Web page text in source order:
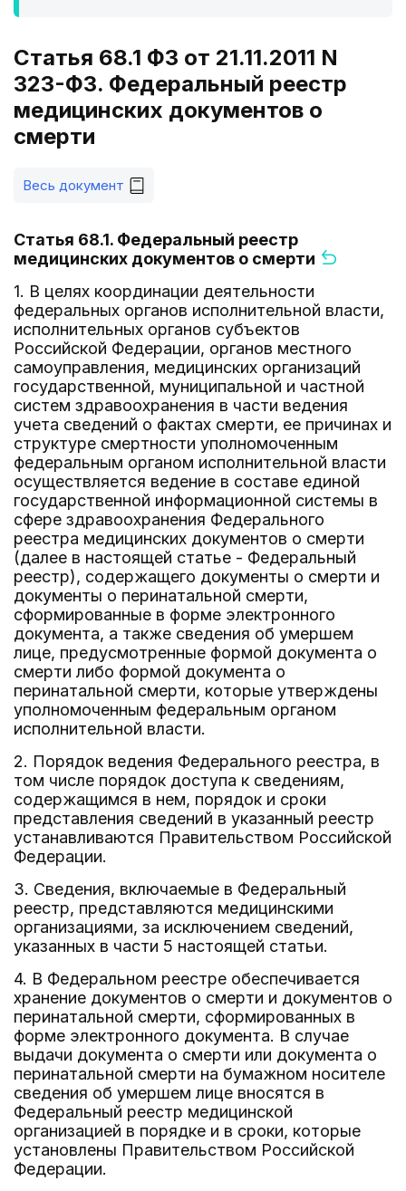
Статья 68.1 ФЗ от 21.11.2011 N
323-ФЗ. Федеральный реестр
медицинских документов о
смерти
Весь документ
Статья 68.1. Федеральный реестр
медицинских документов о смерти
1. В целях координации деятельности
федеральных органов исполнительной власти,
исполнительных органов субъектов
Российской Федерации, органов местного
самоуправления, медицинских организаций
государственной, муниципальной и частной
систем здравоохранения в части ведения
учета сведений о фактах смерти, ее причинах и
структуре смертности уполномоченным
федеральным органом исполнительной власти
осуществляется ведение в составе единой
государственной информационной системы в
сфере здравоохранения Федерального
реестра медицинских документов о смерти
(далее в настоящей статье - Федеральный
реестр), содержащего документы о смерти и
документы о перинатальной смерти,
сформированные в форме электронного
документа, а также сведения об умершем
лице, предусмотренные формой документа о
смерти либо формой документа о
перинатальной смерти, которые утверждены
уполномоченным федеральным органом
исполнительной власти.
2. Порядок ведения Федерального реестра, в
том числе порядок доступа к сведениям,
содержащимся в нем, порядок и сроки
представления сведений в указанный реестр
устанавливаются Правительством Российской
Федерации.
3. Сведения, включаемые в Федеральный
реестр, представляются медицинскими
организациями, за исключением сведений,
указанных в части 5 настоящей статьи.
4. В Федеральном реестре обеспечивается
хранение документов о смерти и документов о
перинатальной смерти, сформированных в
форме электронного документа. В случае
выдачи документа о смерти или документа о
перинатальной смерти на бумажном носителе
сведения об умершем лице вносятся в
Федеральный реестр медицинской
организацией в порядке и в сроки, которые
установлены Правительством Российской
Федерации.